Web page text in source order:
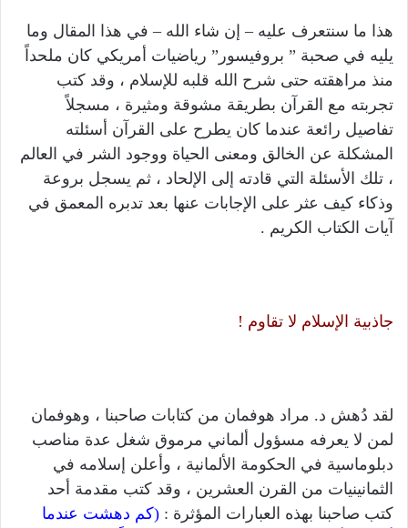
هذا ما سنتعرف عليه – إن شاء الله – في هذا المقال وما
يليه في صحبة ” بروفيسور” رياضيات أمريكي كان ملحداً
منذ مراهقته حتى شرح الله قلبه للإسلام ، وقد كتب
تجربته مع القرآن بطريقة مشوقة ومثيرة ، مسجلاً
تفاصيل رائعة عندما كان يطرح على القرآن أسئلته
المشكلة عن الخالق ومعنى الحياة ووجود الشر في العالم
، تلك الأسئلة التي قادته إلى الإلحاد ، ثم يسجل بروعة
وذكاء كيف عثر على الإجابات عنها بعد تدبره المعمق في
آيات الكتاب الكريم .
جاذبية الإسلام لا تقاوم !
لقد دُهش د. مراد هوفمان من كتابات صاحبنا ، وهوفمان
لمن لا يعرفه مسؤول ألماني مرموق شغل عدة مناصب
دبلوماسية في الحكومة الألمانية ، وأعلن إسلامه في
الثمانينيات من القرن العشرين ، وقد كتب مقدمة أحد
كتب صاحبنا بهذه العبارات المؤثرة : (كم دهشت عندما